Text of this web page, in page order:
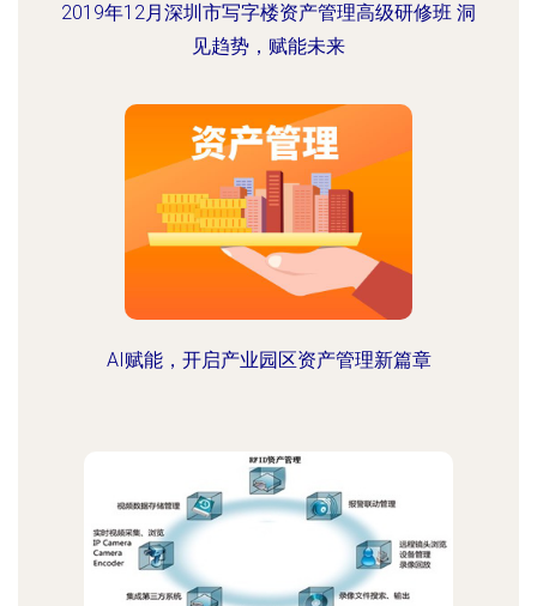
2019年12月深圳市写字楼资产管理高级研修班 洞
见趋势，赋能未来
AI赋能，开启产业园区资产管理新篇章